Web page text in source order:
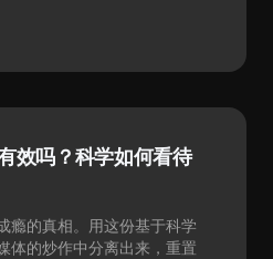
效吗？科学如何看待
瘾的真相。用这份基于科学
体的炒作中分离出来，重置